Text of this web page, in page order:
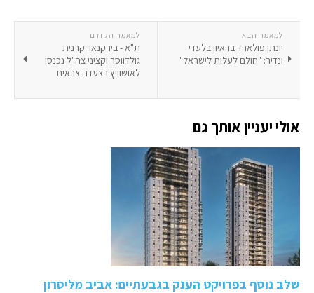
למאמר הקודם
ת"א - בירקנאו: קרנית
גולדווסר וקציני צה"ל נכנסו
לאושוויץ בצעדה צבאית
למאמר הבא
יונתן פולארד בראיון בלעדי
ונדיר: "חולם לעלות לישראל"
אולי יעניין אותך גם
שלב נוסף בפרויקט הענק בגבעתיים: אביב מליסרון